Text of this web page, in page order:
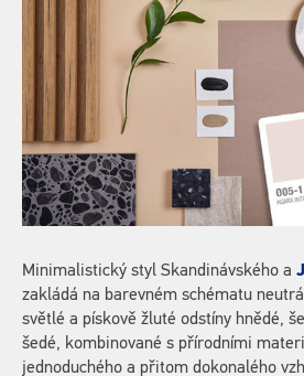
Minimalistický styl Skandinávského a
zakládá na barevném schématu
světlé a pískově žluté odstíny hnědé,
šedé, kombinované s přírodními
jednoduchého a přitom dokonalého